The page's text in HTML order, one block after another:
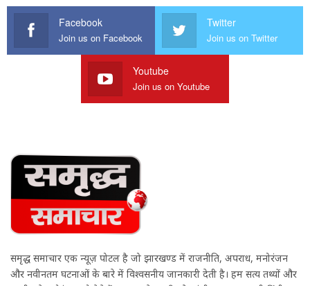
Facebook
Join us on Facebook
Twitter
Join us on Twitter
Youtube
Join us on Youtube
समृद्ध समाचार एक न्यूज़ पोर्टल है जो झारखण्ड में राजनीति, अपराध, मनोरंजन
और नवीनतम घटनाओं के बारे में विश्वसनीय जानकारी देती है। हम सत्य तथ्यों और